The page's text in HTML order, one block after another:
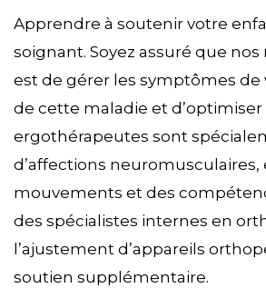
Apprendre à soutenir votre
soignant. Soyez assuré que
est de gérer les symptômes de
de cette maladie et
ergothérapeutes sont
d’affections
mouvements et des
des spécialistes internes en
l’ajustement d’appareils
soutien supplémentaire.